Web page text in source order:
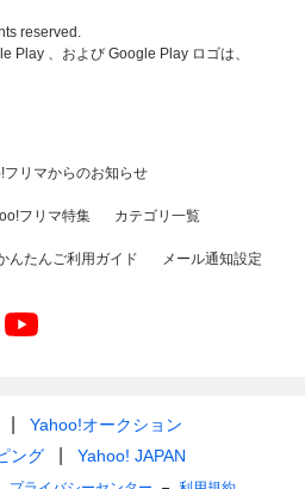
reserved.
Play 、および Google Play ロゴは、
フリマからのお知らせ
フリマ特集 カテゴリ一覧
んたんご利用ガイド メール通知設定
Yahoo!オークション
ング
Yahoo! JAPAN